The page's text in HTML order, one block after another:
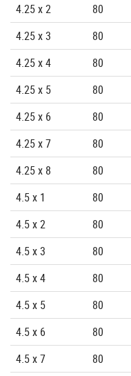
4.25 x 2
80
4.25 x 3
80
4.25 x 4
80
4.25 x 5
80
4.25 x 6
80
4.25 x 7
80
4.25 x 8
80
4.5 x 1
80
4.5 x 2
80
4.5 x 3
80
4.5 x 4
80
4.5 x 5
80
4.5 x 6
80
4.5 x 7
80